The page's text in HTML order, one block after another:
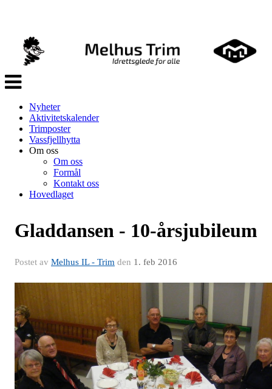
Veksle
navigasjon
Nyheter
Aktivitetskalender
Trimposter
Vassfjellhytta
Om oss
Om oss
Formål
Kontakt oss
Hovedlaget
Gladdansen - 10-årsjubileum
Postet av Melhus IL - Trim den 1. feb 2016